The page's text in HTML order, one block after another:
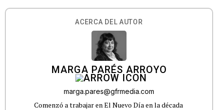
ACERCA DEL AUTOR
MARGA PARÉS ARROYO
marga.pares@gfrmedia.com
Comenzó a trabajar en El Nuevo Día en la década